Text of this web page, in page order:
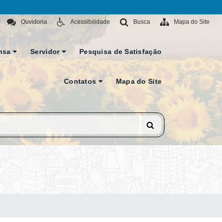
Mapa do Site
Busca
Acessibilidade
Ouvidoria
Servidor Pesquisa de Satisfação
Contatos Mapa do Site